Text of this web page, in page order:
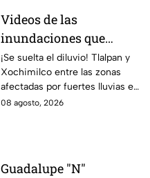
Videos de las
inundaciones que
dejaron las lluvias en
Tlalpan y Xochimilco
por lluvias intensas
¡Se suelta el diluvio! Tlalpan y
Xochimilco entre las zonas
afectadas por fuertes lluvias en
CDMX. Conce qué otras
08 agosto, 2026
Guadalupe "N"